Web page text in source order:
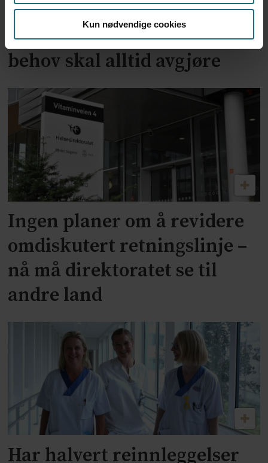
Kun nødvendige cookies
Departementet avviser
takstkritikk: – Pasientens
behov skal alltid avgjøre
Ingen planer om å revidere
omdiskutert retningslinje –
nå må direktoratet se til
andre land
Har halvert reinnleggelser